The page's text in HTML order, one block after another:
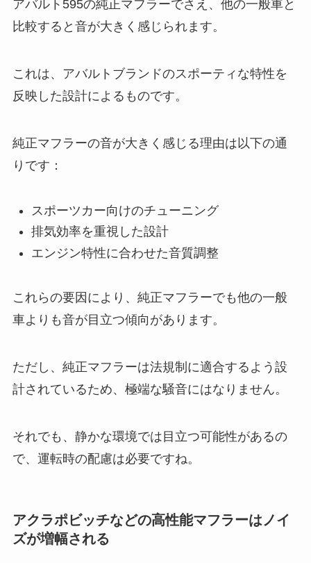
アバルト595の純正マフラーでさえ、他の一般車と
比較すると音が大きく感じられます。
これは、アバルトブランドのスポーティな特性を
反映した設計によるものです。
純正マフラーの音が大きく感じる理由は以下の通
りです：
スポーツカー向けのチューニング
排気効率を重視した設計
エンジン特性に合わせた音質調整
これらの要因により、純正マフラーでも他の一般
車よりも音が目立つ傾向があります。
ただし、純正マフラーは法規制に適合するよう設
計されているため、極端な騒音にはなりません。
それでも、静かな環境では目立つ可能性があるの
で、運転時の配慮は必要ですね。
アクラポビッチなどの高性能マフラーはノイ
ズが増幅される